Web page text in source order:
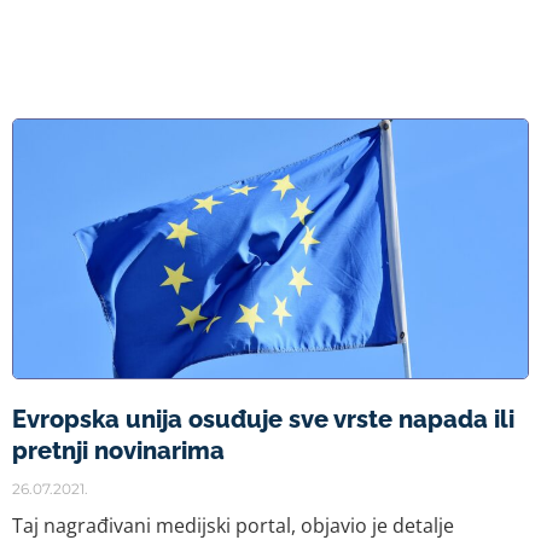
Evropska unija osuđuje sve vrste napada ili
pretnji novinarima
26.07.2021.
Taj nagrađivani medijski portal, objavio je detalje